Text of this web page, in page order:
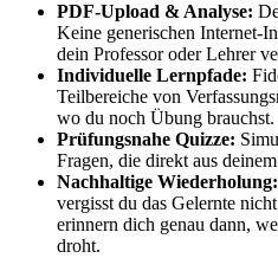
PDF-Upload & Analyse:
Keine generischen Internet-
dein Professor oder Lehrer
Individuelle Lernpfade:
Teilbereiche von
wo du noch Übung brauchst.
Prüfungsnahe Quizze:
Fragen, die direkt aus
Nachhaltige Wiederholung:
vergisst du das Gelernte
erinnern dich genau dann,
droht.